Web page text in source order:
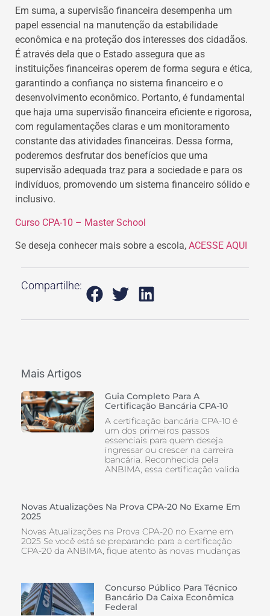
Em suma, a supervisão financeira desempenha um
papel essencial na manutenção da estabilidade
econômica e na proteção dos interesses dos cidadãos.
É através dela que o Estado assegura que as
instituições financeiras operem de forma segura e ética,
garantindo a confiança no sistema financeiro e o
desenvolvimento econômico. Portanto, é fundamental
que haja uma supervisão financeira eficiente e rigorosa,
com regulamentações claras e um monitoramento
constante das atividades financeiras. Dessa forma,
poderemos desfrutar dos benefícios que uma
supervisão adequada traz para a sociedade e para os
indivíduos, promovendo um sistema financeiro sólido e
inclusivo.
Curso CPA-10 – Master School
Se deseja conhecer mais sobre a escola, ACESSE AQUI
Compartilhe:
Mais Artigos
Guia Completo Para A
Certificação Bancária CPA-10
A certificação bancária CPA-10 é
um dos primeiros passos
essenciais para quem deseja
ingressar ou crescer na carreira
bancária. Reconhecida pela
ANBIMA, essa certificação valida
Novas Atualizações Na Prova CPA-20 No Exame Em
2025
Novas Atualizações na Prova CPA-20 no Exame em
2025 Se você está se preparando para a certificação
CPA-20 da ANBIMA, fique atento às novas mudanças
Concurso Público Para Técnico
Bancário Da Caixa Econômica
Federal